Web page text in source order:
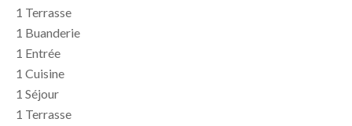
1 Terrasse
1 Buanderie
1 Entrée
1 Cuisine
1 Séjour
1 Terrasse